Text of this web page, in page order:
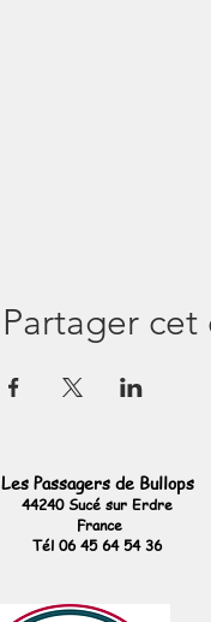
Partager
Les Passagers de Bullops
44240 Sucé sur Erdre
France
Tél 06 45 64 54 36